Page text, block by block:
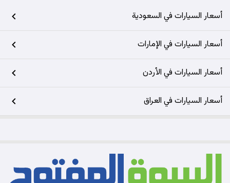
أسعار السيارات في السعودية
أسعار السيارات في الإمارات
أسعار السيارات في الأردن
أسعار السيارات في العراق